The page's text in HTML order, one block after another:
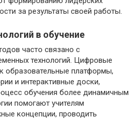
за результаты своей работы.
в обучение
часто связано с
технологий. Цифровые
образовательные платформы,
и интерактивные доски,
обучения более динамичным
помогают учителям
концепции, проводить